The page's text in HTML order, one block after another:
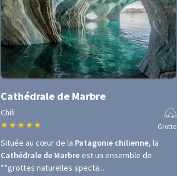
Cathédrale de Marbre
Chili
★ ★ ★ ★ ★ Grotte
Située au cœur de la Patagonie chilienne, la
Cathédrale de Marbre est un ensemble de
**grottes naturelles specta...